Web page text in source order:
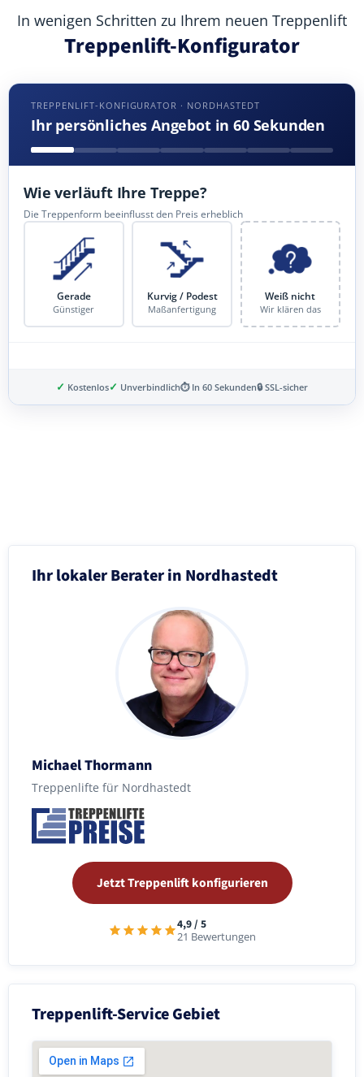
In wenigen Schritten zu Ihrem neuen Treppenlift
Treppenlift-Konfigurator
TREPPENLIFT-KONFIGURATOR · NORDHASTEDT
Ihr persönliches Angebot in 60 Sekunden
Wie verläuft Ihre Treppe?
Die Treppenform beeinflusst den Preis erheblich
Gerade
Günstiger
Kurvig / Podest
Maßanfertigung
Weiß nicht
Wir klären das
✓ Kostenlos✓ Unverbindlich⏱ In 60 Sekunden🔒 SSL-sicher
Ihr lokaler Berater in Nordhastedt
Michael Thormann
Treppenlifte für Nordhastedt
Jetzt Treppenlift konfigurieren
4,9 / 5
21 Bewertungen
Treppenlift-Service Gebiet